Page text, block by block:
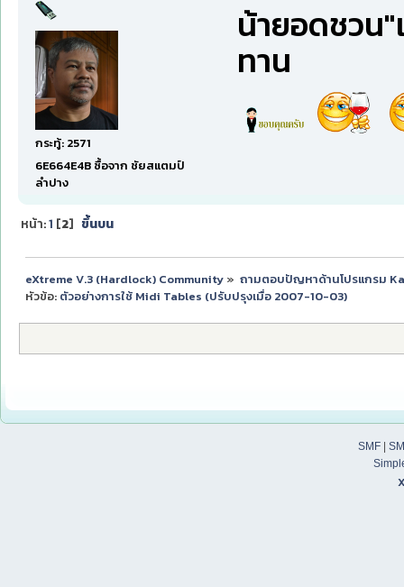
กระทู้: 2571
6E664E4B ซื้อจาก ชัยสแตมป์
ลำปาง
น้ายอดชวน
ทาน
หน้า:1 [2] ขึ้นบน
eXtreme V.3 (Hardlock) Community» ถามตอบปัญหาด้านโปรแกรม
หัวข้อ: ตัวอย่างการใช้ Midi Tables (ปรับปรุงเมื่อ 2007-10-03)
SMF|